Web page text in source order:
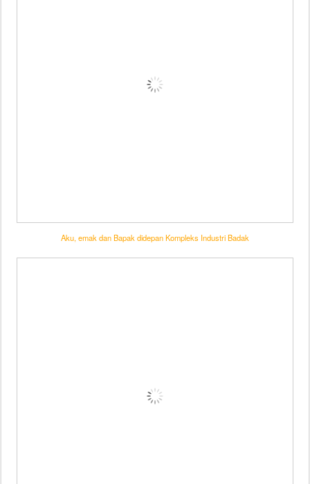
Aku, emak dan Bapak didepan Kompleks Industri Badak